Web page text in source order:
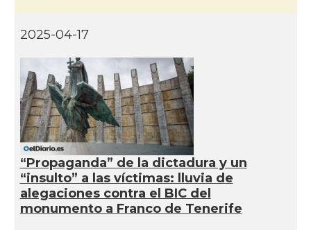
2025-04-17
“Propaganda” de la dictadura y un
“insulto” a las víctimas: lluvia de
alegaciones contra el BIC del
monumento a Franco de Tenerife